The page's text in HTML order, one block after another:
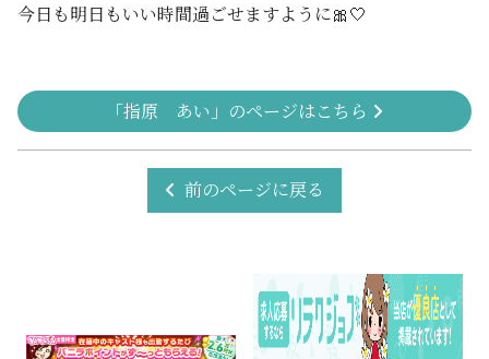
今日も明日もいい時間過ごせますように🎀‎🤍
「指原 あい」のページはこちら
前のページに戻る